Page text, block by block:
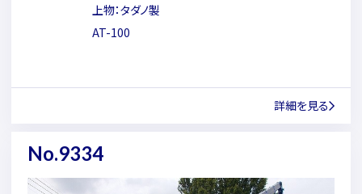
上物：タダノ製
AT-100
詳細を見る
No.9334